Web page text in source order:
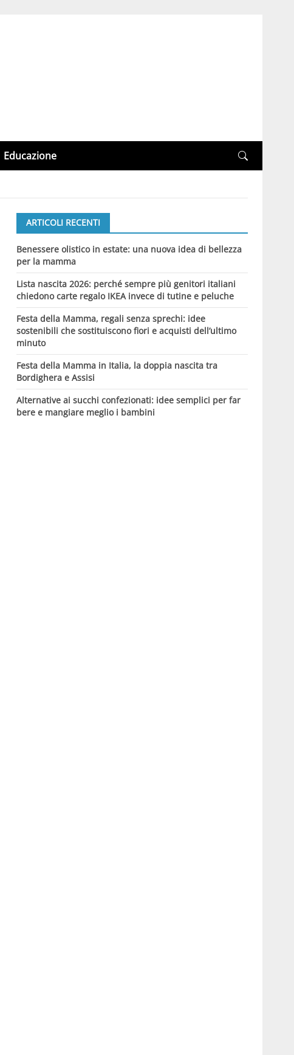
Educazione
ARTICOLI RECENTI
Benessere olistico in estate: una nuova idea di bellezza
per la mamma
Lista nascita 2026: perché sempre più genitori italiani
chiedono carte regalo IKEA invece di tutine e peluche
Festa della Mamma, regali senza sprechi: idee
sostenibili che sostituiscono fiori e acquisti dell’ultimo
minuto
Festa della Mamma in Italia, la doppia nascita tra
Bordighera e Assisi
Alternative ai succhi confezionati: idee semplici per far
bere e mangiare meglio i bambini